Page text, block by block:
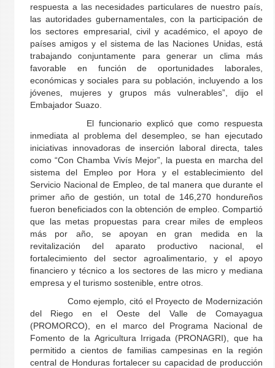
respuesta a las necesidades particulares de nuestro país,
las autoridades gubernamentales, con la participación de
los sectores empresarial, civil y académico, el apoyo de
países amigos y el sistema de las Naciones Unidas, está
trabajando conjuntamente para generar un clima más
favorable en función de oportunidades laborales,
económicas y sociales para su población, incluyendo a los
jóvenes, mujeres y grupos más vulnerables”, dijo el
Embajador Suazo.
El funcionario explicó que como respuesta
inmediata al problema del desempleo, se han ejecutado
iniciativas innovadoras de inserción laboral directa, tales
como “Con Chamba Vivís Mejor”, la puesta en marcha del
sistema del Empleo por Hora y el establecimiento del
Servicio Nacional de Empleo, de tal manera que durante el
primer año de gestión, un total de 146,270 hondureños
fueron beneficiados con la obtención de empleo. Compartió
que las metas propuestas para crear miles de empleos
más por año, se apoyan en gran medida en la
revitalización del aparato productivo nacional, el
fortalecimiento del sector agroalimentario, y el apoyo
financiero y técnico a los sectores de las micro y mediana
empresa y el turismo sostenible, entre otros.
Como ejemplo, citó el Proyecto de Modernización
del Riego en el Oeste del Valle de Comayagua
(PROMORCO), en el marco del Programa Nacional de
Fomento de la Agricultura Irrigada (PRONAGRI), que ha
permitido a cientos de familias campesinas en la región
central de Honduras fortalecer su capacidad de producción